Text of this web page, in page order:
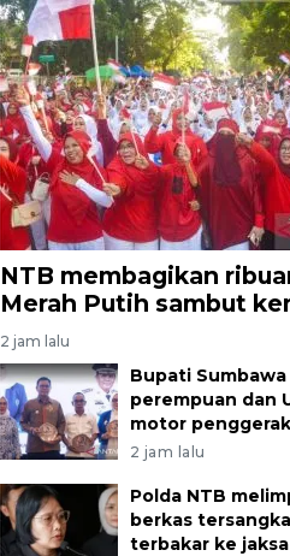
NTB membagikan
Merah Putih sambut
2 jam lalu
Bupati
perempuan dan
motor
2 jam lalu
Polda NTB
berkas
terbakar ke jaksa